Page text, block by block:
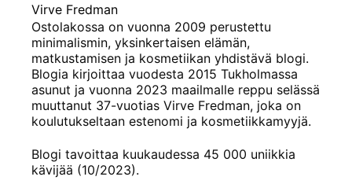
Virve Fredman
Ostolakossa on vuonna 2009 perustettu
minimalismin, yksinkertaisen elämän,
matkustamisen ja kosmetiikan yhdistävä blogi.
Blogia kirjoittaa vuodesta 2015 Tukholmassa
asunut ja vuonna 2023 maailmalle reppu selässä
muuttanut 37-vuotias Virve Fredman, joka on
koulutukseltaan estenomi ja kosmetiikkamyyjä.
Blogi tavoittaa kuukaudessa 45 000 uniikkia
kävijää (10/2023).